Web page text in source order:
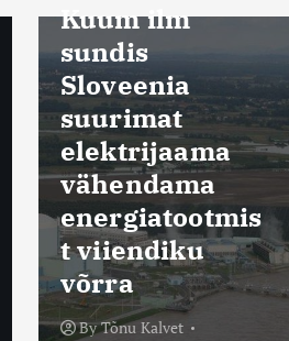
Kuum ilm
sundis
Sloveenia
suurimat
elektrijaama
vähendama
energiatootmis
t viiendiku
võrra
ByTõnu Kalvet